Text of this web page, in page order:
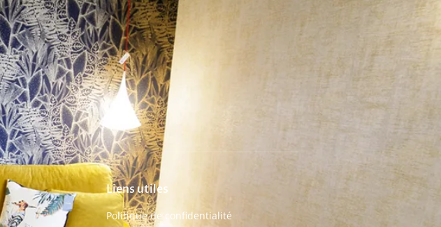
Liens utiles
Politique de confidentialité